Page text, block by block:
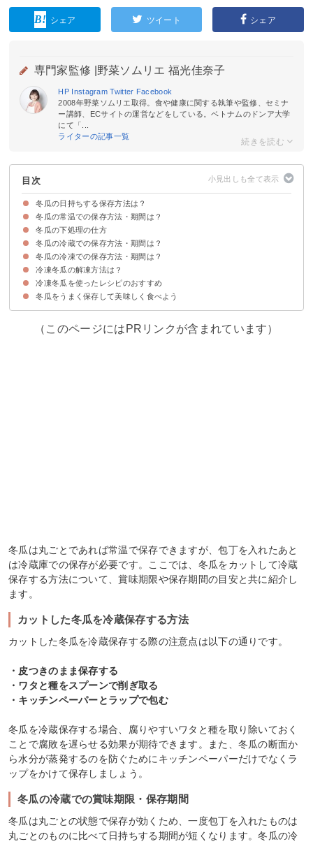
シェア ツイート シェア
専門家監修 | 野菜ソムリエ 福光佳奈子
HP Instagram Twitter Facebook
2008年野菜ソムリエ取得。食や健康に関する執筆や監修、セミナ
ー講師、ECサイトの運営などをしている。ベトナムのドンア大学
にて「...
ライターの記事一覧
目次
冬瓜の日持ちする保存方法は？
丸ごとの冬瓜を保存する場合は常温
カットした冬瓜は冷蔵庫で保存する
冬瓜の常温での保存方法・期間は？
冬瓜を常温保存する方法
冬瓜の常温での賞味期限・保存期間
冬瓜の下処理の仕方
冬瓜の冷蔵での保存方法・期間は？
カットした冬瓜を冷蔵保存する方法
冬瓜の冷蔵での賞味期限・保存期間
冬瓜の冷凍での保存方法・期間は？
①カットした冬瓜を冷凍保存する方法
②カットした冬瓜を下ごしらえして冷凍保存する方法
③皮やワタを冷凍保存する方法
ポイント①小分けして冷凍保存する
ポイント②空気に触れないようにする
ポイント③急速冷凍する
冬瓜の冷凍での賞味期限・保存期間
冷凍冬瓜の解凍方法は？
冷凍冬瓜は凍ったまま加熱調理して使う
冷凍冬瓜を使ったレシピのおすすめ
①冬瓜の冷たい煮物
②冬瓜と鶏肉の煮物
③冬瓜と豚バラの炒め物
冬瓜をうまく保存して美味しく食べよう
（このページにはPRリンクが含まれています）
冬瓜は丸ごとであれば常温で保存できますが、包丁を入れたあと
は冷蔵庫での保存が必要です。ここでは、冬瓜をカットして冷蔵
保存する方法について、賞味期限や保存期間の目安と共に紹介し
ます。
カットした冬瓜を冷蔵保存する方法
カットした冬瓜を冷蔵保存する際の注意点は以下の通りです。
・皮つきのまま保存する
・ワタと種をスプーンで削ぎ取る
・キッチンペーパーとラップで包む
冬瓜を冷蔵保存する場合、腐りやすいワタと種を取り除いておく
ことで腐敗を遅らせる効果が期待できます。また、冬瓜の断面か
ら水分が蒸発するのを防ぐためにキッチンペーパーだけでなくラ
ップをかけて保存しましょう。
冬瓜の冷蔵での賞味期限・保存期間
冬瓜は丸ごとの状態で保存が効くため、一度包丁を入れたものは
丸ごとのものに比べて日持ちする期間が短くなります。冬瓜の冷